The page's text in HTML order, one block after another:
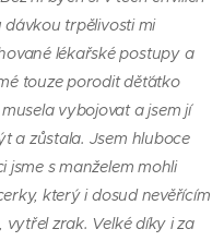
trpělivosti mi
lékařské postupy a
touze porodit děťátko
vybojovat a jsem jí
a zůstala. Jsem hluboce
jsme s manželem mohli
který i dosud nevěřícím
zrak. Velké díky i za